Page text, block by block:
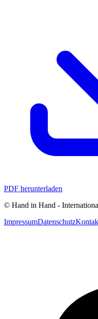
PDF herunterladen
© Hand in Hand -
ImpressumDatenschutz